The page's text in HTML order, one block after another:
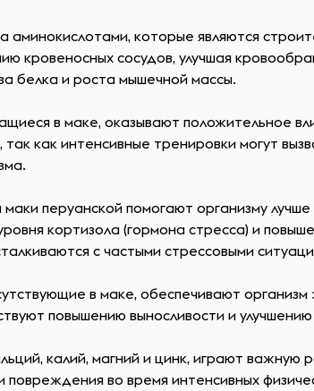
аминокислотами, которые являются
кровеносных сосудов, улучшая
белка и роста мышечной массы.
в маке, оказывают положительное
как интенсивные тренировки могут
перуанской помогают организму
кортизола (гормона стресса) и
с частыми стрессовыми
в маке, обеспечивают
повышению выносливости и
калий, магний и цинк, играют
во время интенсивных